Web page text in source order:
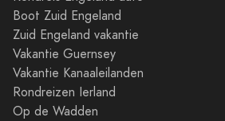
Boot Zuid Engeland
Zuid Engeland vakantie
Vakantie Guernsey
Vakantie Kanaaleilanden
Rondreizen Ierland
Op de Wadden